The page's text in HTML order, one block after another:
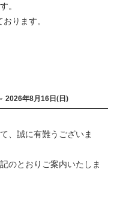
。
ります。
2026年8月16日(日)
、誠に有難うございま
のとおりご案内いたしま